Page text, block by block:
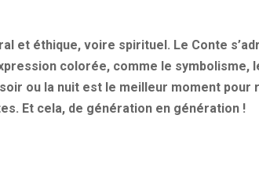
et éthique, voire spirituel. Le Conte
colorée, comme le symbolisme,
ou la nuit est le meilleur moment pour
Et cela, de génération en génération !